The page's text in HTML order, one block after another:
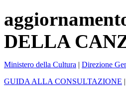
DELLA
Ministero della Cultura | Direzione
GUIDA ALLA CONSULTAZIONE |